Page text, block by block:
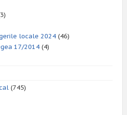
locale 2024 (46)
17/2014 (4)
(745)